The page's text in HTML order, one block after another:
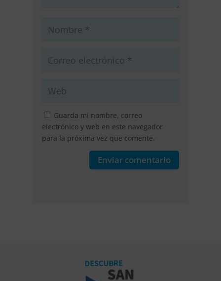
Guarda mi nombre, correo
electrónico y web en este navegador
para la próxima vez que comente.
Enviar comentario